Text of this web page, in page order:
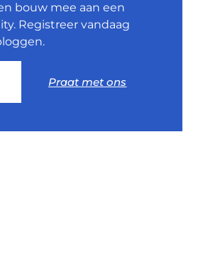
bouw mee aan een
Registreer vandaag
Praat met ons